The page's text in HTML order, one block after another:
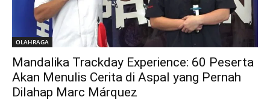
OLAHRAGA
Mandalika Trackday Experience: 60 Peserta
Akan Menulis Cerita di Aspal yang Pernah
Dilahap Marc Márquez